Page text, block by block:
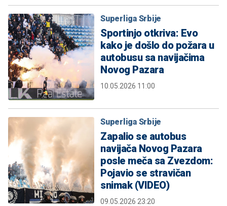
Superliga Srbije
Sportinjo otkriva: Evo
kako je došlo do požara u
autobusu sa navijačima
Novog Pazara
10.05.2026 11:00
Superliga Srbije
Zapalio se autobus
navijača Novog Pazara
posle meča sa Zvezdom:
Pojavio se stravičan
snimak (VIDEO)
09.05.2026 23:20